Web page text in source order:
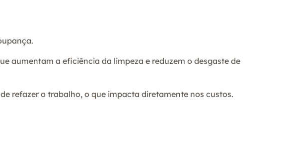
aumentam a eficiência da limpeza e reduzem o desgaste de
refazer o trabalho, o que impacta diretamente nos custos.